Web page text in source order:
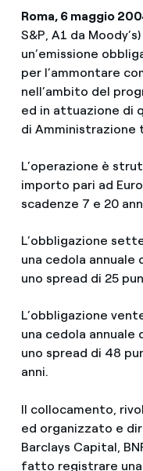
Roma, 6 maggio
S&P, A1 da
un’emissione
per l’ammontare
nell’ambito del
ed in attuazione di
di Amministrazione
L’operazione è
importo pari ad
scadenze 7 e 20
L’obbligazione
una cedola annuale
uno spread di 25
L’obbligazione
una cedola annuale
uno spread di 48
anni.
Il collocamento,
ed organizzato e
Barclays Capital,
fatto registrare una